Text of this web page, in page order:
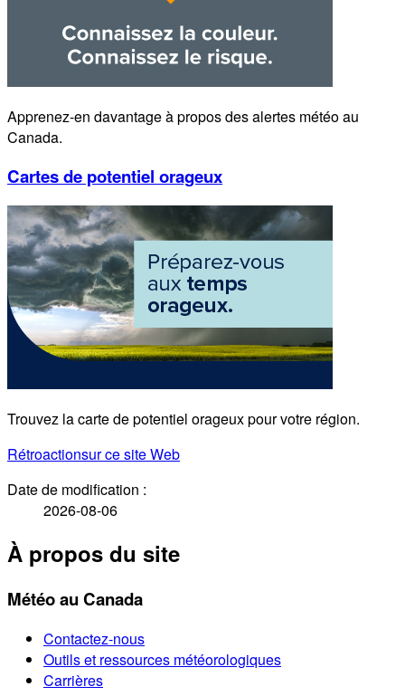
Apprenez-en davantage à propos des alertes météo au
Canada.
Cartes de potentiel orageux
Trouvez la carte de potentiel orageux pour votre région.
Rétroactionsur ce site Web
Date de modification :
2026-08-06
À propos du site
Météo au Canada
Contactez-nous
Outils et ressources météorologiques
Carrières